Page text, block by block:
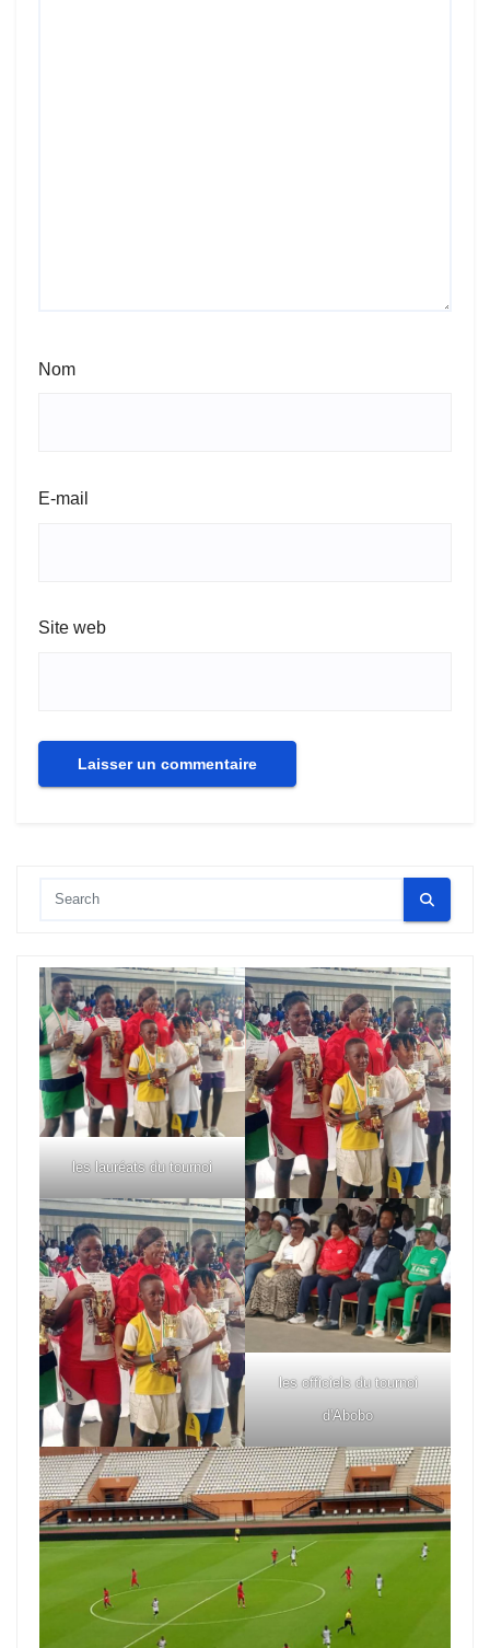
Nom
E-mail
Site web
les lauréats du tournoi
les officiels du tournoi
d'Abobo